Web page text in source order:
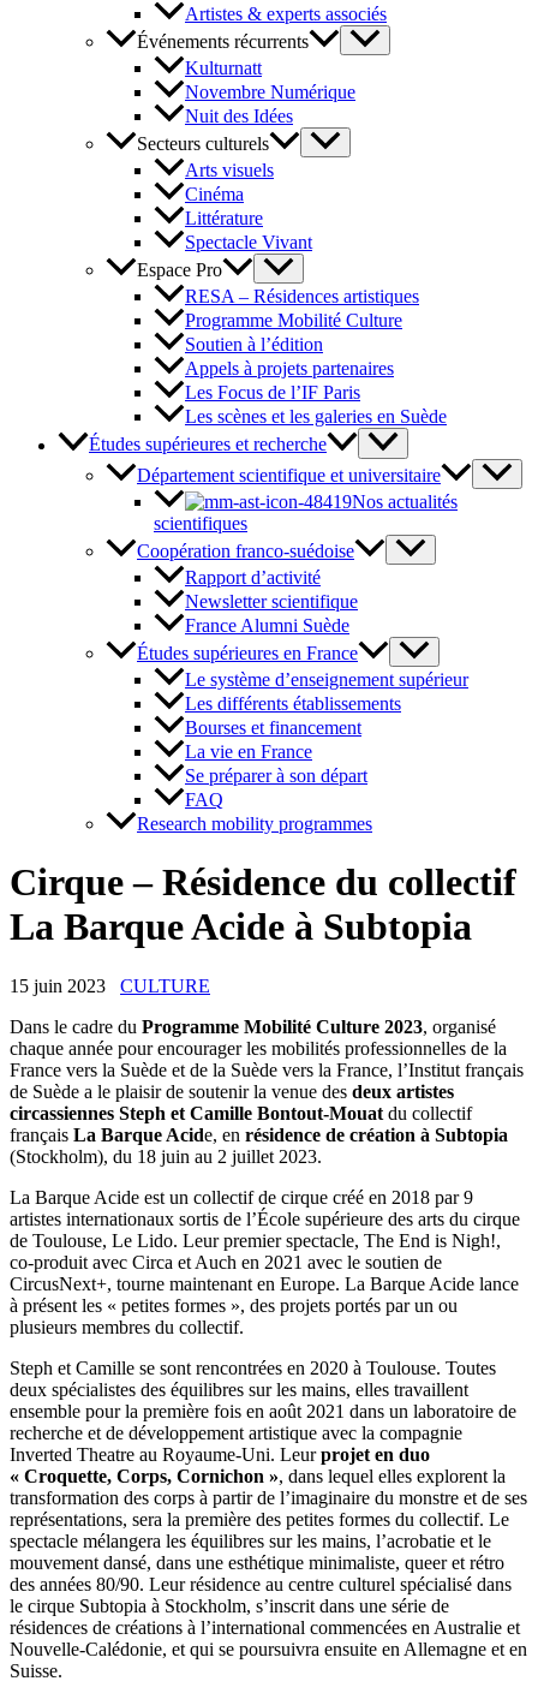
Artistes & experts associés
Événements récurrents
Kulturnatt
Novembre Numérique
Nuit des Idées
Secteurs culturels
Arts visuels
Cinéma
Littérature
Spectacle Vivant
Espace Pro
RESA – Résidences artistiques
Programme Mobilité Culture
Soutien à l’édition
Appels à projets partenaires
Les Focus de l’IF Paris
Les scènes et les galeries en Suède
Études supérieures et recherche
Département scientifique et universitaire
Nos actualités
scientifiques
Coopération franco-suédoise
Rapport d’activité
Newsletter scientifique
France Alumni Suède
Études supérieures en France
Le système d’enseignement supérieur
Les différents établissements
Bourses et financement
La vie en France
Se préparer à son départ
FAQ
Research mobility programmes
Cirque – Résidence du collectif
La Barque Acide à Subtopia
15 juin 2023
CULTURE
Dans le cadre du Programme Mobilité Culture 2023, organisé
chaque année pour encourager les mobilités professionnelles de la
France vers la Suède et de la Suède vers la France, l’Institut français
de Suède a le plaisir de soutenir la venue des deux artistes
circassiennes Steph et Camille Bontout-Mouat du collectif
français La Barque Acide, en résidence de création à Subtopia
(Stockholm), du 18 juin au 2 juillet 2023.
La Barque Acide est un collectif de cirque créé en 2018 par 9
artistes internationaux sortis de l’École supérieure des arts du cirque
de Toulouse, Le Lido. Leur premier spectacle, The End is Nigh!,
co-produit avec Circa et Auch en 2021 avec le soutien de
CircusNext+, tourne maintenant en Europe. La Barque Acide lance
à présent les « petites formes », des projets portés par un ou
plusieurs membres du collectif.
Steph et Camille se sont rencontrées en 2020 à Toulouse. Toutes
deux spécialistes des équilibres sur les mains, elles travaillent
ensemble pour la première fois en août 2021 dans un laboratoire de
recherche et de développement artistique avec la compagnie
Inverted Theatre au Royaume-Uni. Leurprojet en duo
« Croquette, Corps, Cornichon », dans lequel elles explorent la
transformation des corps à partir de l’imaginaire du monstre et de ses
représentations, sera la première des petites formes du collectif. Le
spectacle mélangera les équilibres sur les mains, l’acrobatie et le
mouvement dansé, dans une esthétique minimaliste, queer et rétro
des années 80/90. Leur résidence au centre culturel spécialisé dans
le cirque Subtopia à Stockholm, s’inscrit dans une série de
résidences de créations à l’international commencées en Australie et
Nouvelle-Calédonie, et qui se poursuivra ensuite en Allemagne et en
Suisse.